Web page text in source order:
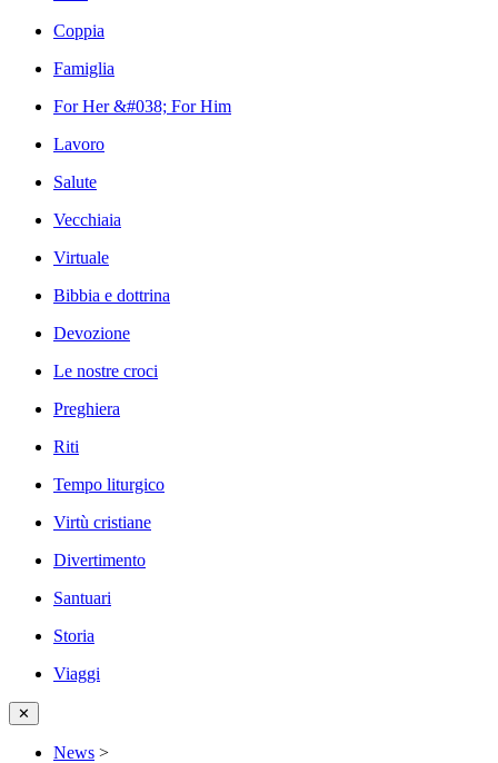
Coppia
Famiglia
For Her &#038; For Him
Lavoro
Salute
Vecchiaia
Virtuale
Bibbia e dottrina
Devozione
Le nostre croci
Preghiera
Riti
Tempo liturgico
Virtù cristiane
Divertimento
Santuari
Storia
Viaggi
✕
News >